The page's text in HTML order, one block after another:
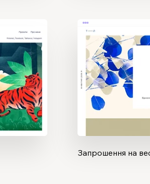
Запрошення на